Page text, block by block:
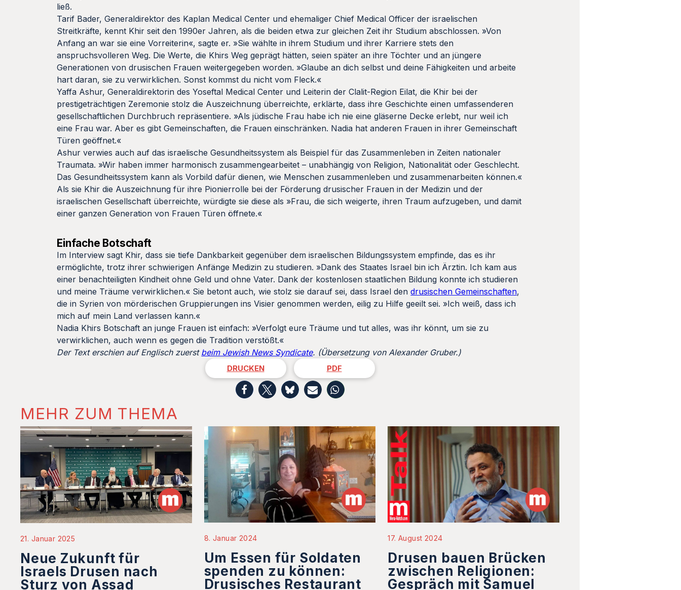
ließ.
Tarif Bader, Generaldirektor des Kaplan Medical Center und ehemaliger Chief Medical Officer der israelischen
Streitkräfte, kennt Khir seit den 1990er Jahren, als die beiden etwa zur gleichen Zeit ihr Studium abschlossen. »Von
Anfang an war sie eine Vorreiterin«, sagte er. »Sie wählte in ihrem Studium und ihrer Karriere stets den
anspruchsvolleren Weg. Die Werte, die Khirs Weg geprägt hätten, seien später an ihre Töchter und an jüngere
Generationen von drusischen Frauen weitergegeben worden. »Glaube an dich selbst und deine Fähigkeiten und arbeite
hart daran, sie zu verwirklichen. Sonst kommst du nicht vom Fleck.«
Yaffa Ashur, Generaldirektorin des Yoseftal Medical Center und Leiterin der Clalit-Region Eilat, die Khir bei der
prestigeträchtigen Zeremonie stolz die Auszeichnung überreichte, erklärte, dass ihre Geschichte einen umfassenderen
gesellschaftlichen Durchbruch repräsentiere. »Als jüdische Frau habe ich nie eine gläserne Decke erlebt, nur weil ich
eine Frau war. Aber es gibt Gemeinschaften, die Frauen einschränken. Nadia hat anderen Frauen in ihrer Gemeinschaft
Türen geöffnet.«
Ashur verwies auch auf das israelische Gesundheitssystem als Beispiel für das Zusammenleben in Zeiten nationaler
Traumata. »Wir haben immer harmonisch zusammengearbeitet – unabhängig von Religion, Nationalität oder Geschlecht.
Das Gesundheitssystem kann als Vorbild dafür dienen, wie Menschen zusammenleben und zusammenarbeiten können.«
Als sie Khir die Auszeichnung für ihre Pionierrolle bei der Förderung drusischer Frauen in der Medizin und der
israelischen Gesellschaft überreichte, würdigte sie diese als »Frau, die sich weigerte, ihren Traum aufzugeben, und damit
einer ganzen Generation von Frauen Türen öffnete.«
Einfache Botschaft
Im Interview sagt Khir, dass sie tiefe Dankbarkeit gegenüber dem israelischen Bildungssystem empfinde, das es ihr
ermöglichte, trotz ihrer schwierigen Anfänge Medizin zu studieren. »Dank des Staates Israel bin ich Ärztin. Ich kam aus
einer benachteiligten Kindheit ohne Geld und ohne Vater. Dank der kostenlosen staatlichen Bildung konnte ich studieren
und meine Träume verwirklichen.« Sie betont auch, wie stolz sie darauf sei, dass Israel dendrusischen Gemeinschaften,
die in Syrien von mörderischen Gruppierungen ins Visier genommen werden, eilig zu Hilfe geeilt sei. »Ich weiß, dass ich
mich auf mein Land verlassen kann.«
Nadia Khirs Botschaft an junge Frauen ist einfach: »Verfolgt eure Träume und tut alles, was ihr könnt, um sie zu
verwirklichen, auch wenn es gegen die Tradition verstößt.«
Der Text erschien auf Englisch zuerst beim Jewish News Syndicate. (Übersetzung von Alexander Gruber.)
DRUCKEN PDF
MEHR ZUM THEMA
21. Januar 2025
Neue Zukunft für
Israels Drusen nach
Sturz von Assad
8. Januar 2024
Um Essen für Soldaten
spenden zu können:
Drusisches Restaurant
17. August 2024
Drusen bauen Brücken
zwischen Religionen:
Gespräch mit Samuel